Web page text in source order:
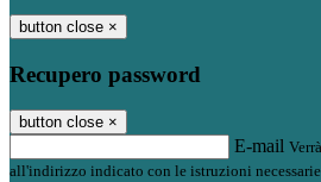
button close ×
Recupero password
button close ×
E-mail
all'indirizzo indicato con le istruzioni